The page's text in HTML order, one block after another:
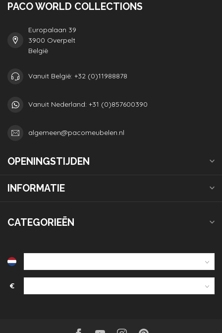
PACO WORLD COLLECTIONS
Europalaan 39
3900 Overpelt
België
Vanuit België: +32 (0)11988878
Vanuit Nederland: +31 (0)857600390
algemeen@pacomeubelen.nl
OPENINGSTIJDEN
INFORMATIE
CATEGORIEËN
€